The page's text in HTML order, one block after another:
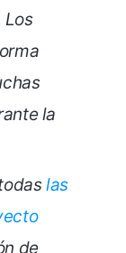
Los
la
las
de